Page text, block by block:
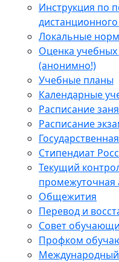
Инструкция по
Локальные
Оценка
(анонимно!)
Учебные планы
Календарные
Расписание
Расписание
Стипендиат
Текущий
промежуточная
Общежития
Перевод и
Совет
Профком
Международный